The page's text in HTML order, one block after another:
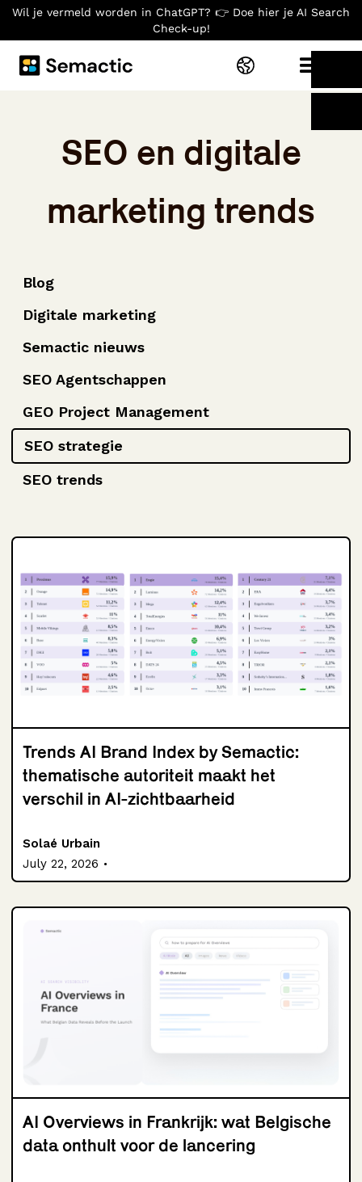
Wil je vermeld worden in ChatGPT? 👉 Doe hier je AI Search
Check-up!
SEO en digitale
marketing trends
Blog
Digitale marketing
Semactic nieuws
SEO Agentschappen
GEO Project Management
SEO strategie
SEO trends
Trends AI Brand Index by Semactic:
thematische autoriteit maakt het
verschil in AI-zichtbaarheid
Solaé Urbain
July 22, 2026 .
AI Overviews in Frankrijk: wat Belgische
data onthult voor de lancering